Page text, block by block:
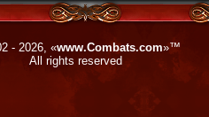
- 2026, «www.Combats.com»™
All rights reserved